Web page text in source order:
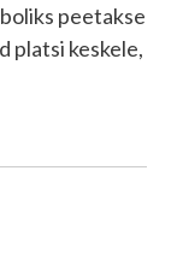
peetakse
platsi keskele,